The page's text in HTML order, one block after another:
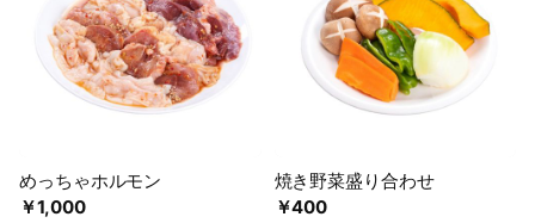
￥1,000
めっちゃホルモン
￥400
焼き野菜盛り合わせ